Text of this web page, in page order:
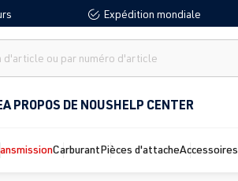
Expédition mondiale
A PROPOS DE NOUSHELP CENTER
CarburantPièces d'attacheAccessoires